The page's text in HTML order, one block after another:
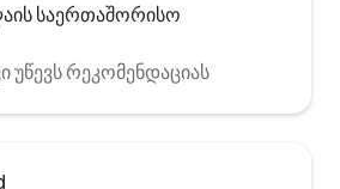
საერთაშორისო
რეკომენდაციას